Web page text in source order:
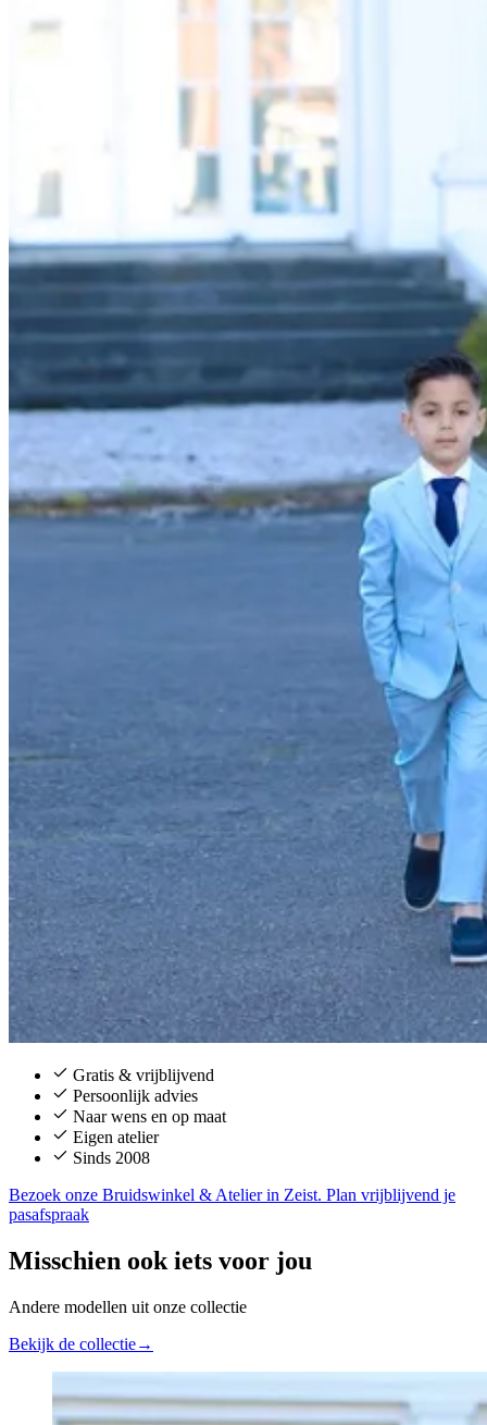
Gratis & vrijblijvend
Persoonlijk advies
Naar wens en op maat
Eigen atelier
Sinds 2008
Bezoek onze Bruidswinkel & Atelier in Zeist. Plan vrijblijvend je
pasafspraak
Misschien ook iets voor jou
Andere modellen uit onze collectie
Bekijk de collectie→